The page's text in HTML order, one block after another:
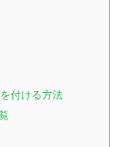
付ける方法